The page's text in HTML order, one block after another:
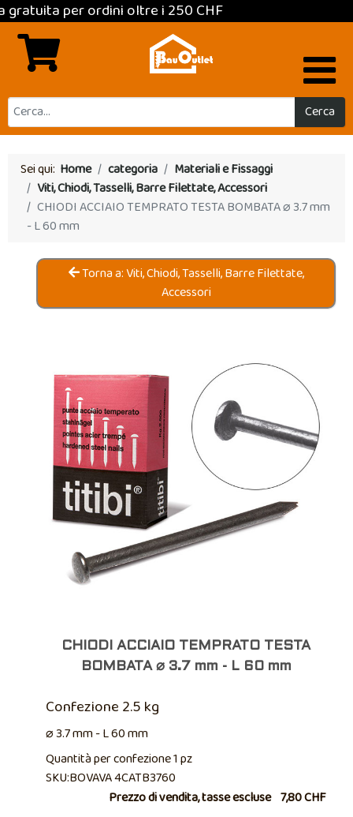
per ordini oltre i 250 CHF
Cerca
Sei qui: Home categoria
Materiali e Fissaggi
Viti, Chiodi, Tasselli, Barre Filettate, Accessori
CHIODI ACCIAIO TEMPRATO TESTA BOMBATA ⌀ 3.7 mm
- L 60 mm
Torna a: Viti, Chiodi, Tasselli, Barre Filettate,
Accessori
CHIODI ACCIAIO TEMPRATO TESTA
BOMBATA ⌀ 3.7 mm - L 60 mm
Confezione 2.5 kg
⌀ 3.7 mm - L 60 mm
Quantità per confezione 1 pz
SKU:BOVAVA 4CATB3760
Prezzo di vendita, tasse escluse 7,80 CHF